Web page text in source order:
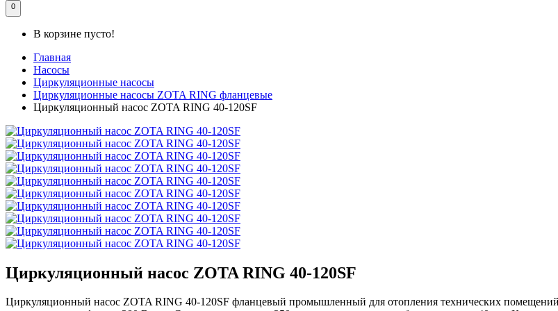
0
В корзине пусто!
Главная
Насосы
Циркуляционные насосы
Циркуляционные насосы ZOTA RING фланцевые
Циркуляционный насос ZOTA RING 40-120SF
Циркуляционный насос ZOTA RING 40-120SF
Циркуляционный насос ZOTA RING 40-120SF фланцевый промышленный для отопления технических